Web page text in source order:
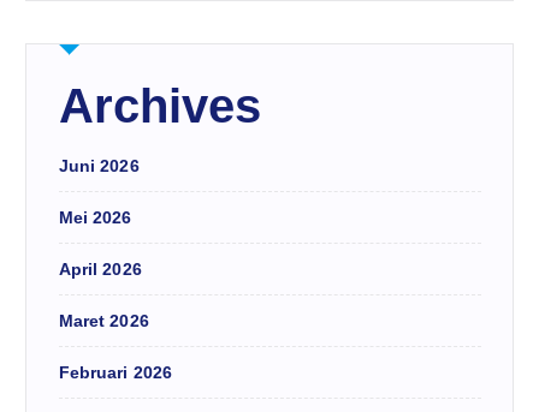
Archives
Juni 2026
Mei 2026
April 2026
Maret 2026
Februari 2026